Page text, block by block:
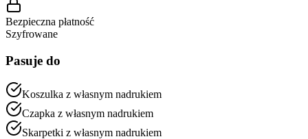
Bezpieczna płatność
Szyfrowane
Pasuje do
Koszulka z własnym nadrukiem
Czapka z własnym nadrukiem
Skarpetki z własnym nadrukiem